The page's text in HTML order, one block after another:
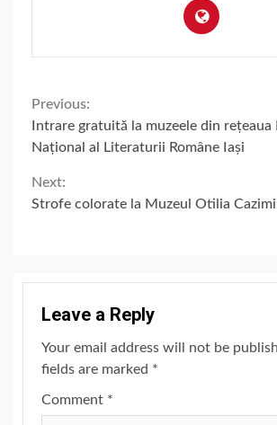
Continue
Reading
Previous:
Intrare gratuită la muzeele din rețeaua
Național al Literaturii Române Iași
Next:
Strofe colorate la Muzeul Otilia
Leave a Reply
Your email address will not be
fields are marked *
Comment *